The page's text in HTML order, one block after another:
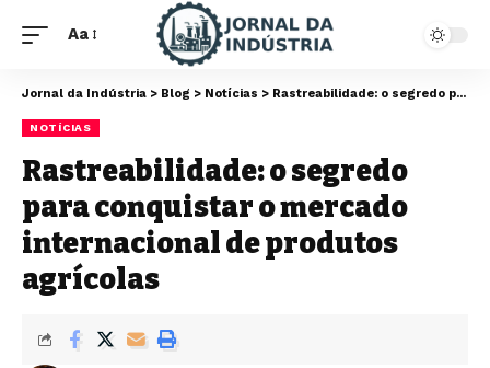
Aa
Jornal da Indústria > Blog > Notícias > Rastreabilidade: o segredo para conquistar o mercado internacional de produtos agrícolas
NOTÍCIAS
Rastreabilidade: o segredo
para conquistar o mercado
internacional de produtos
agrícolas